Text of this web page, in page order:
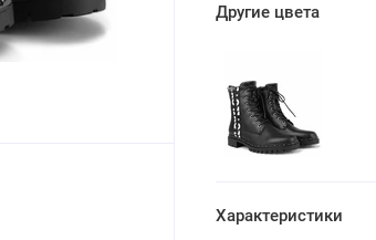
Другие цвета
Характеристики